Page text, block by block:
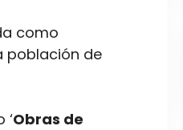
como
población de
‘Obras de